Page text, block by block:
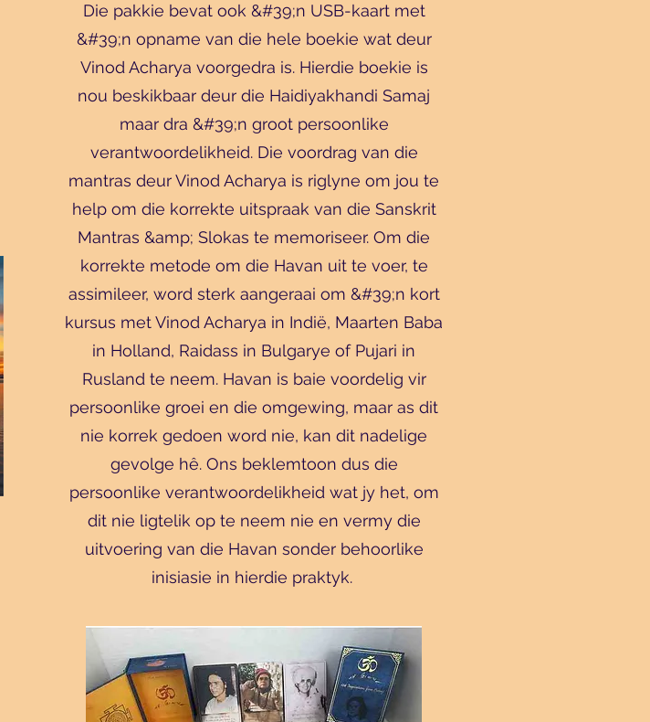
Die pakkie bevat ook &#39;n USB-kaart met
&#39;n opname van die hele boekie wat deur
Vinod Acharya voorgedra is. Hierdie boekie is
nou beskikbaar deur die Haidiyakhandi Samaj
maar dra &#39;n groot persoonlike
verantwoordelikheid. Die voordrag van die
mantras deur Vinod Acharya is riglyne om jou te
help om die korrekte uitspraak van die Sanskrit
Mantras &amp; Slokas te memoriseer. Om die
korrekte metode om die Havan uit te voer, te
assimileer, word sterk aangeraai om &#39;n kort
kursus met Vinod Acharya in Indië, Maarten Baba
in Holland, Raidass in Bulgarye of Pujari in
Rusland te neem. Havan is baie voordelig vir
persoonlike groei en die omgewing, maar as dit
nie korrek gedoen word nie, kan dit nadelige
gevolge hê. Ons beklemtoon dus die
persoonlike verantwoordelikheid wat jy het, om
dit nie ligtelik op te neem nie en vermy die
uitvoering van die Havan sonder behoorlike
inisiasie in hierdie praktyk.